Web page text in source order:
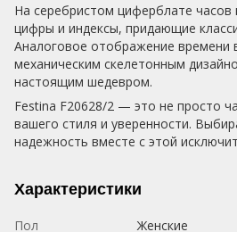
На серебристом циферблате часов
цифры и индексы, придающие
Аналоговое отображение времени
механическим скелетонным
настоящим шедевром.
Festina F20628/2 — это не просто
вашего стиля и уверенности.
надежность вместе с этой
Характеристики
Пол
Женские